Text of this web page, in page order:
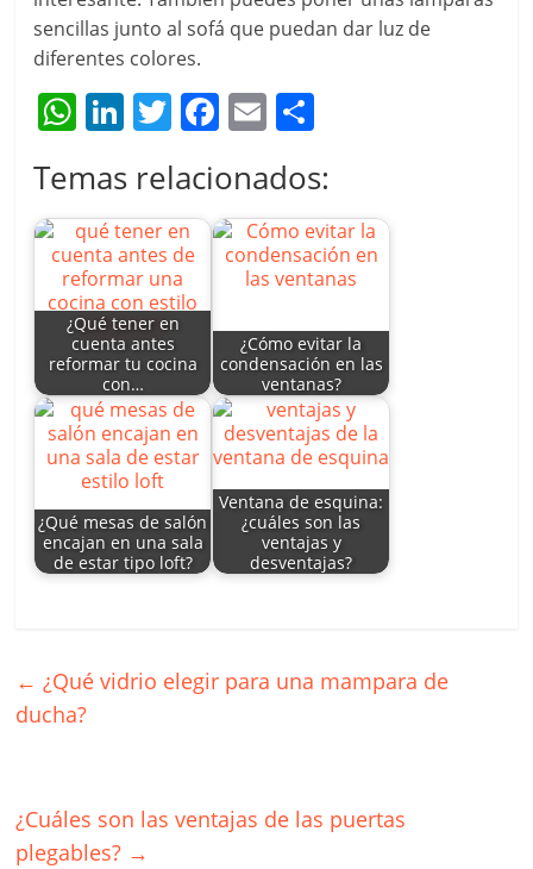
sencillas junto al sofá que puedan dar luz de
diferentes colores.
W
at
s
A
p
p
Li
k
e
dI
n
T
itt
er
F
c
e
b
o
k
E
ai
l
m
p
ar
tir
Temas relacionados:
¿Qué tener en
cuenta antes
reformar tu cocina
con…
¿Cómo evitar la
condensación en las
ventanas?
¿Qué mesas de salón
encajan en una sala
de estar tipo loft?
Ventana de esquina:
¿cuáles son las
ventajas y
desventajas?
← ¿Qué vidrio elegir para una mampara de
ducha?
¿Cuáles son las ventajas de las puertas
plegables? →